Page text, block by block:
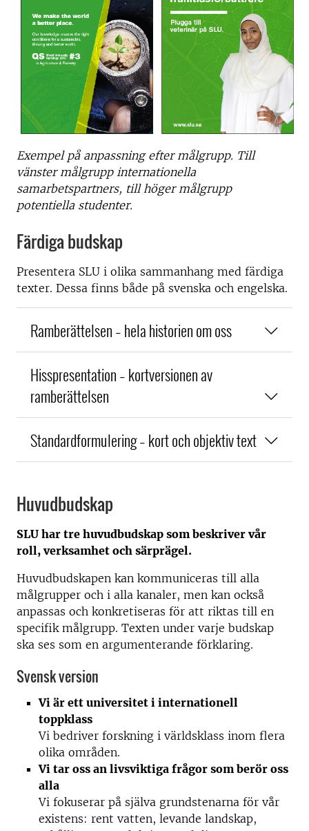
Exempel på anpassning efter målgrupp. Till
vänster målgrupp internationella
samarbetspartners, till höger målgrupp
potentiella studenter.
Färdiga budskap
Presentera SLU i olika sammanhang med färdiga
texter. Dessa finns både på svenska och engelska.
Ramberättelsen – hela historien om oss
Hisspresentation – kortversionen av
ramberättelsen
Standardformulering – kort och objektiv text
Huvudbudskap
SLU har tre huvudbudskap som beskriver vår
roll, verksamhet och särprägel.
Huvudbudskapen kan kommuniceras till alla
målgrupper och i alla kanaler, men kan också
anpassas och konkretiseras för att riktas till en
specifik målgrupp. Texten under varje budskap
ska ses som en argumenterande förklaring.
Svensk version
Vi är ett universitet i internationell
toppklass
Vi bedriver forskning i världsklass inom flera
olika områden.
Vi tar oss an livsviktiga frågor som berör oss
alla
Vi fokuserar på själva grundstenarna för vår
existens: rent vatten, levande landskap,